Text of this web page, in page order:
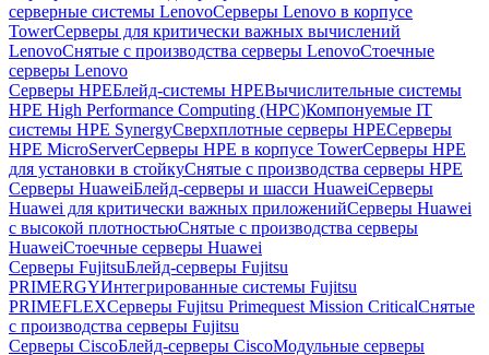
серверные системы LenovoСерверы Lenovo в корпусе
TowerСерверы для критически важных вычислений
LenovoСнятые с производства серверы LenovoСтоечные
серверы Lenovo
Серверы HPEБлейд-системы HPEВычислительные системы
HPE High Performance Computing (HPC)Компонуемые IT
системы HPE SynergyСверхплотные серверы HPEСерверы
HPE MicroServerСерверы HPE в корпусе TowerСерверы HPE
для установки в стойкуСнятые с производства серверы HPE
Серверы HuaweiБлейд-серверы и шасси HuaweiСерверы
Huawei для критически важных приложенийСерверы Huawei
с высокой плотностьюСнятые с производства серверы
HuaweiСтоечные серверы Huawei
Серверы FujitsuБлейд-серверы Fujitsu
PRIMERGYИнтегрированные системы Fujitsu
PRIMEFLEXСерверы Fujitsu Primequest Mission CriticalСнятые
с производства серверы Fujitsu
Серверы CiscoБлейд-серверы CiscoМодульные серверы